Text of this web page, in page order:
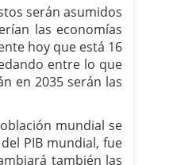
serán asumidos
las economías
hoy que está 16
entre lo que
en 2035 serán las
mundial se
PIB mundial, fue
también las